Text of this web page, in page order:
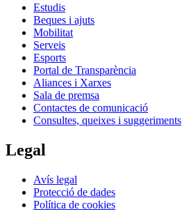
Estudis
Beques i ajuts
Mobilitat
Serveis
Esports
Portal de Transparència
Aliances i Xarxes
Sala de premsa
Contactes de comunicació
Consultes, queixes i suggeriments
Legal
Avís legal
Protecció de dades
Política de cookies